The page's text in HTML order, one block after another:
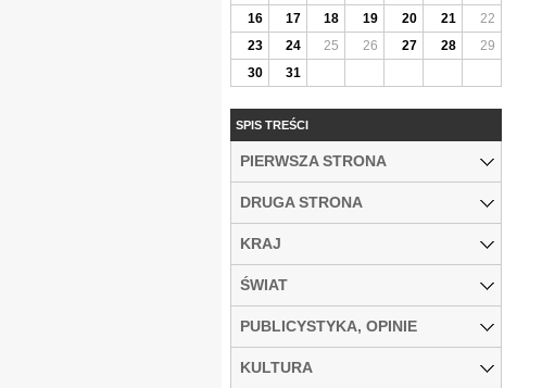
16
17 18 19 20 21
22
23
24 25 26 27 28
29
30
31
SPIS TREŚCI
PIERWSZA STRONA
DRUGA STRONA
KRAJ
ŚWIAT
PUBLICYSTYKA, OPINIE
KULTURA